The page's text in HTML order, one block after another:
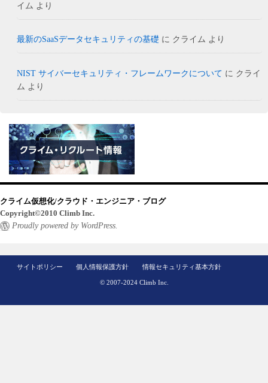
イム より
最新のSaaSデータセキュリティの基礎 に クライム より
NIST サイバーセキュリティ・フレームワークについて に クライ
ム より
クライム仮想化/クラウド・エンジニア・ブログ
Copyright©2010 Climb Inc.
Proudly powered by WordPress.
サイトポリシー 個人情報保護方針 情報セキュリティ基本方針
© 2007-2024 Climb Inc.